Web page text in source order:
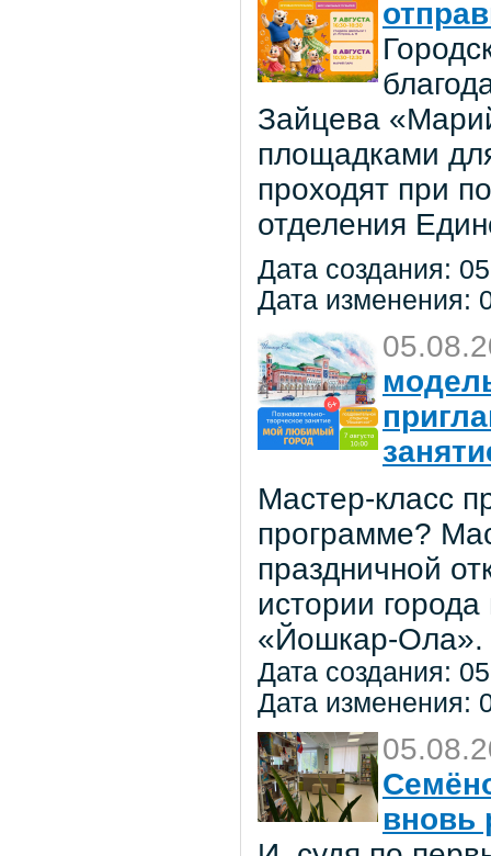
Зайцева
площадками
проходят при
отделения
Дата создания:
Дата изменения:
Мастер-класс
программе?
праздничной
истории
«Йошкар-Ола».
Дата создания:
Дата изменения:
вновь